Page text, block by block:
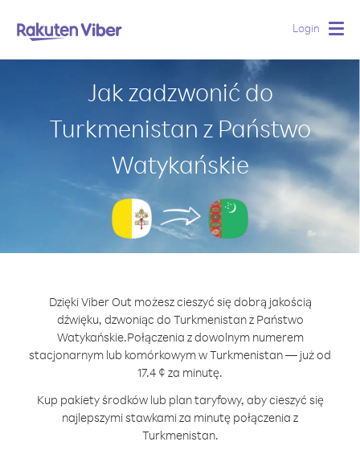
Login
Jak zadzwonić do
Turkmenistan z Państwo
Watykańskie
Dzięki Viber Out możesz cieszyć się dobrą jakością
dźwięku, dzwoniąc do Turkmenistan z Państwo
Watykańskie.Połączenia z dowolnym numerem
stacjonarnym lub komórkowym w Turkmenistan — już od
17.4 ¢ za minutę.
Kup pakiety środków lub plan taryfowy, aby cieszyć się
najlepszymi stawkami za minutę połączenia z
Turkmenistan.